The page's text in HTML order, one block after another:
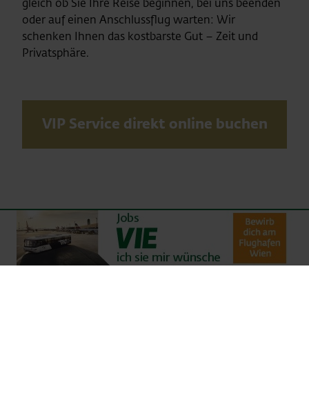
gleich ob Sie Ihre Reise beginnen, bei uns beenden
oder auf einen Anschlussflug warten: Wir
schenken Ihnen das kostbarste Gut – Zeit und
Privatsphäre.
VIP Service direkt online buchen